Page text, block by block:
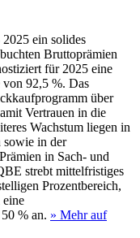
ein solides
Bruttoprämien
für 2025 eine
von 92,5 %. Das
über
Vertrauen in die
Wachstum liegen in
sowie in der
in Sach- und
strebt mittelfristiges
Prozentbereich,
eine
% an. » Mehr auf